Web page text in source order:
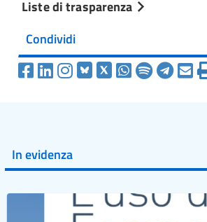
Liste di trasparenza
Condividi
In evidenza